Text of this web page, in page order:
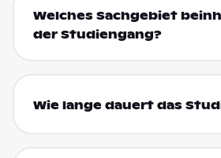
Welches Sachgebiet
der Studiengang?
Wie lange dauert das